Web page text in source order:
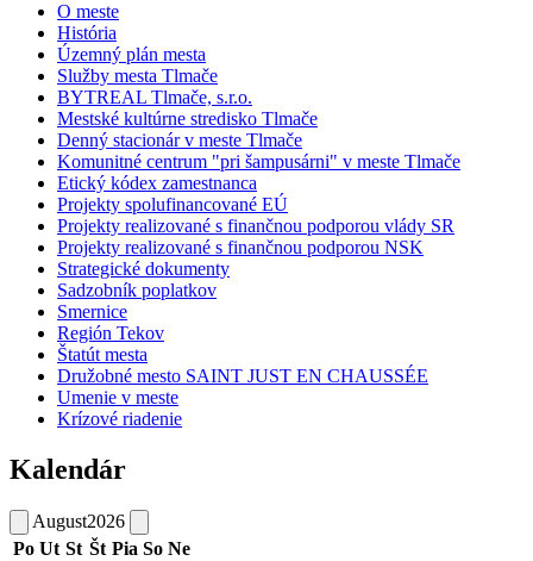
O meste
História
Územný plán mesta
Služby mesta Tlmače
BYTREAL Tlmače, s.r.o.
Mestské kultúrne stredisko Tlmače
Denný stacionár v meste Tlmače
Komunitné centrum "pri šampusárni" v meste Tlmače
Etický kódex zamestnanca
Projekty spolufinancované EÚ
Projekty realizované s finančnou podporou vlády SR
Projekty realizované s finančnou podporou NSK
Strategické dokumenty
Sadzobník poplatkov
Smernice
Región Tekov
Štatút mesta
Družobné mesto SAINT JUST EN CHAUSSÉE
Umenie v meste
Krízové riadenie
Kalendár
August2026
Po Ut St Št Pia So Ne